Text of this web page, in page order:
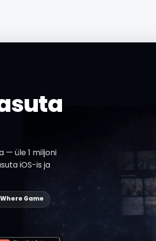
— üle 1 miljoni
iOS-is ja
Game